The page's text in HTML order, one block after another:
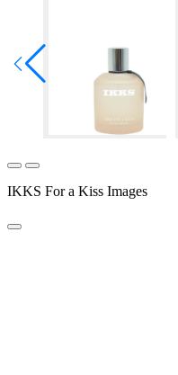
IKKS For a Kiss Images